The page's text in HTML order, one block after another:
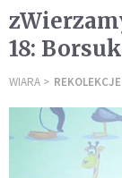
18: Borsuk
WIARA